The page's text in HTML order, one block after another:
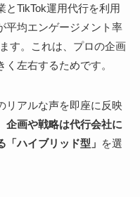
とTikTok運用代行を利用
平均エンゲージメント率
す。これは、プロの企画
左右するためです。
リアルな声を即座に反映
企画や戦略は代行会社に
ハイブリッド型」 を選